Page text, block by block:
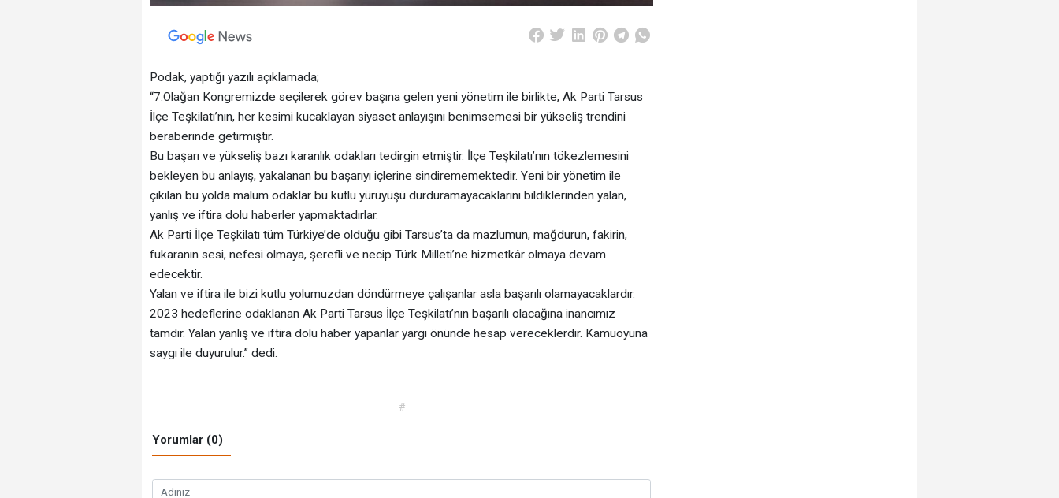
Podak, yaptığı yazılı açıklamada;
“7.Olağan Kongremizde seçilerek görev başına gelen yeni yönetim ile birlikte, Ak Parti Tarsus
İlçe Teşkilatı’nın, her kesimi kucaklayan siyaset anlayışını benimsemesi bir yükseliş trendini
beraberinde getirmiştir.
Bu başarı ve yükseliş bazı karanlık odakları tedirgin etmiştir. İlçe Teşkilatı’nın tökezlemesini
bekleyen bu anlayış, yakalanan bu başarıyı içlerine sindirememektedir. Yeni bir yönetim ile
çıkılan bu yolda malum odaklar bu kutlu yürüyüşü durduramayacaklarını bildiklerinden yalan,
yanlış ve iftira dolu haberler yapmaktadırlar.
Ak Parti İlçe Teşkilatı tüm Türkiye’de olduğu gibi Tarsus’ta da mazlumun, mağdurun, fakirin,
fukaranın sesi, nefesi olmaya, şerefli ve necip Türk Milleti’ne hizmetkâr olmaya devam
edecektir.
Yalan ve iftira ile bizi kutlu yolumuzdan döndürmeye çalışanlar asla başarılı olamayacaklardır.
2023 hedeflerine odaklanan Ak Parti Tarsus İlçe Teşkilatı’nın başarılı olacağına inancımız
tamdır. Yalan yanlış ve iftira dolu haber yapanlar yargı önünde hesap vereceklerdir. Kamuoyuna
saygı ile duyurulur.” dedi.
#
Yorumlar (0)